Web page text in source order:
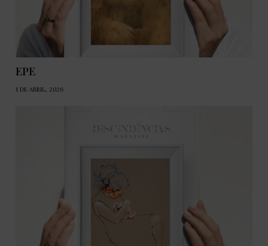
EPE
1 DE ABRIL, 2026